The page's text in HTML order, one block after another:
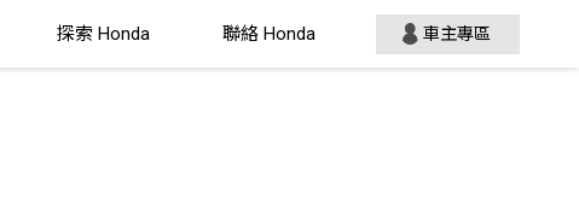
探索 Honda 聯絡 Honda 車主專區